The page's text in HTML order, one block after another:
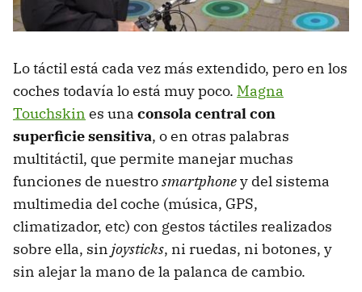
Lo táctil está cada vez más extendido, pero en los
coches todavía lo está muy poco. Magna
Touchskin es una consola central con
superficie sensitiva, o en otras palabras
multitáctil, que permite manejar muchas
funciones de nuestrosmartphoney del sistema
multimedia del coche (música, GPS,
climatizador, etc) con gestos táctiles realizados
sobre ella, sin joysticks, ni ruedas, ni botones, y
sin alejar la mano de la palanca de cambio.